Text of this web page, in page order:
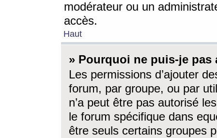
modérateur ou un
accès.
Haut
» Pourquoi ne puis-je
Les permissions d’ajouter
forum, par groupe, ou par
n’a peut être pas autorisé
le forum spécifique dans
être seuls certains groupes